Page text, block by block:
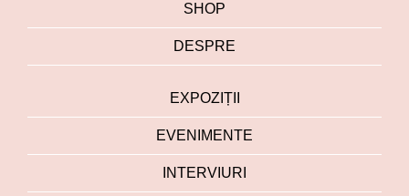
SHOP
DESPRE
EXPOZIȚII
EVENIMENTE
INTERVIURI